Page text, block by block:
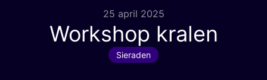
25 april 2025
Workshop kralen
Sieraden